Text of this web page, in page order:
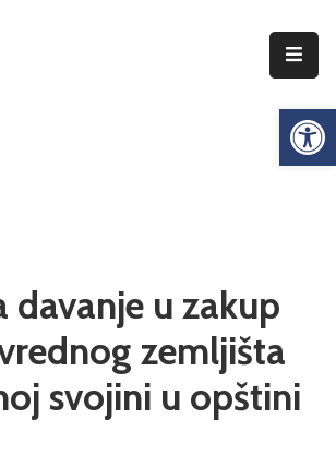
davanje u zakup
zemljišta
svojini u opštini